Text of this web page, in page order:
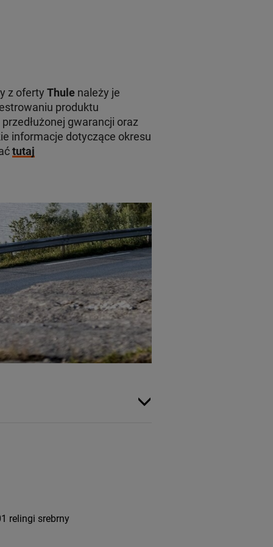
z oferty Thulenależy je
produktu
gwarancji oraz
informacje dotyczące okresu
tutaj
relingi srebrny